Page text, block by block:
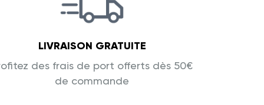
LIVRAISON GRATUITE
des frais de port offerts dès 50€
de commande